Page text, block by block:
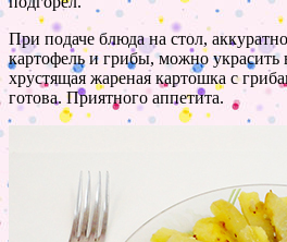
При подаче блюда на стол,
картофель и грибы, можно украсить
хрустящая жареная картошка с
готова. Приятного аппетита.